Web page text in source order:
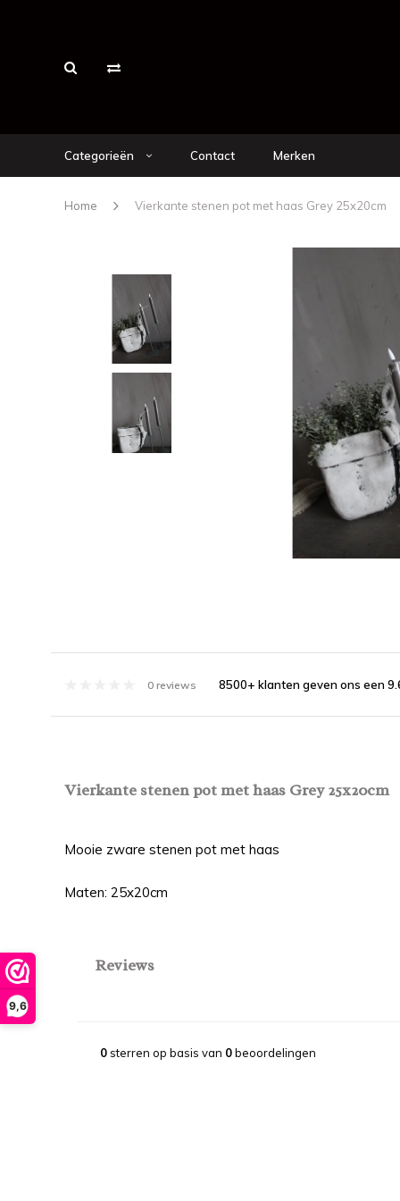
9,6
Categorieën Contact Merken
Home Vierkante stenen pot met haas Grey 25x20cm
0 reviews 8500+ klanten geven ons een
Vierkante stenen pot met haas Grey 25x20cm
Mooie zware stenen pot met haas
Maten: 25x20cm
Reviews
0sterren op basis van 0beoordelingen